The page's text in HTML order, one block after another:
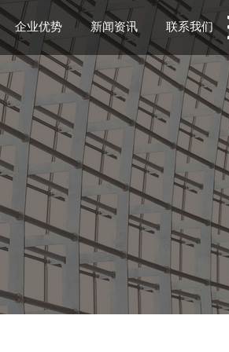
企业优势 新闻资讯 联系我们